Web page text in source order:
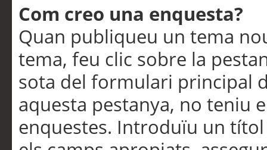
Com creo una enquesta?
Quan publiqueu un tema
tema, feu clic sobre la
sota del formulari principal
aquesta pestanya, no teniu
enquestes. Introduïu un